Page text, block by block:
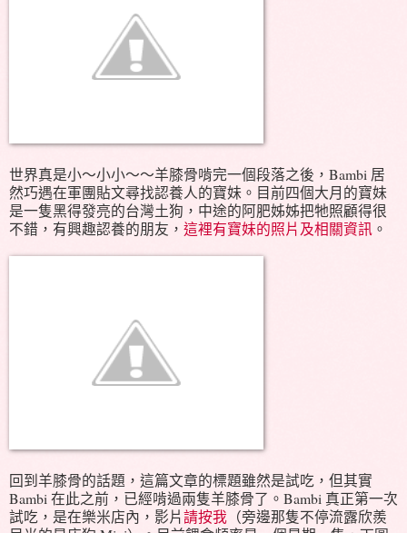
世界真是小～小小～～羊膝骨啃完一個段落之後，Bambi 居
然巧遇在軍團貼文尋找認養人的寶妹。目前四個大月的寶妹
是一隻黑得發亮的台灣土狗，中途的阿肥姊姊把牠照顧得很
不錯，有興趣認養的朋友， 這裡有寶妹的照片及相關資訊 。
回到羊膝骨的話題，這篇文章的標題雖然是試吃，但其實
Bambi 在此之前，已經啃過兩隻羊膝骨了。Bambi 真正第一次
試吃，是在樂米店內，影片請按我 （旁邊那隻不停流露欣羨